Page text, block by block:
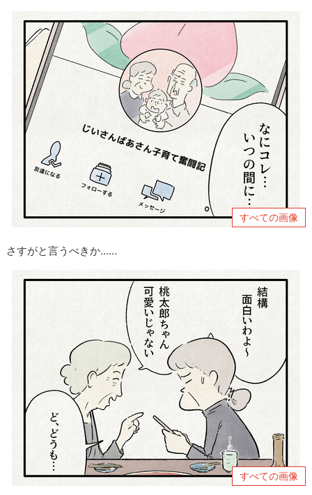
すべての画像
さすがと言うべきか……
すべての画像